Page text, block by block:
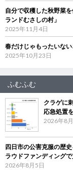
自分で収穫した秋野菜
ランドむさしの村」
2025年11月4日
春だけじゃもったいな
2025年10月23日
ふむふむ
クラゲに
応急処置
2026年8
四日市の公害克服の歴
ラウドファンディング
2026年8月5日